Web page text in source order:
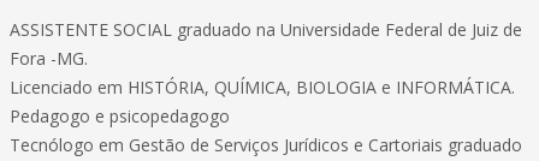
ASSISTENTE SOCIAL graduado na Universidade Federal de Juiz de
Fora -MG.
Licenciado em HISTÓRIA, QUÍMICA, BIOLOGIA e INFORMÁTICA.
Pedagogo e psicopedagogo
Tecnólogo em Gestão de Serviços Jurídicos e Cartoriais graduado